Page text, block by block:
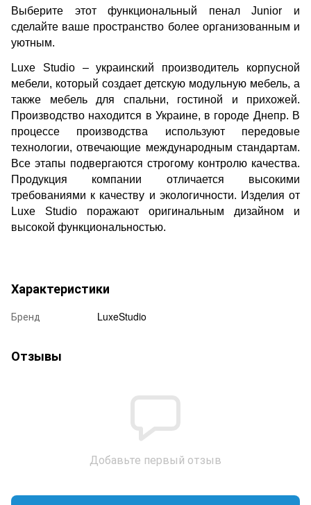
Выберите этот функциональный пенал Junior и
сделайте ваше пространство более организованным и
уютным.
Luxe Studio – украинский производитель корпусной
мебели, который создает детскую модульную мебель, а
также мебель для спальни, гостиной и прихожей.
Производство находится в Украине, в городе Днепр. В
процессе производства используют передовые
технологии, отвечающие международным стандартам.
Все этапы подвергаются строгому контролю качества.
Продукция компании отличается высокими
требованиями к качеству и экологичности. Изделия от
Luxe Studio поражают оригинальным дизайном и
высокой функциональностью.
Характеристики
Бренд LuxeStudio
Отзывы
Добавьте первый отзыв